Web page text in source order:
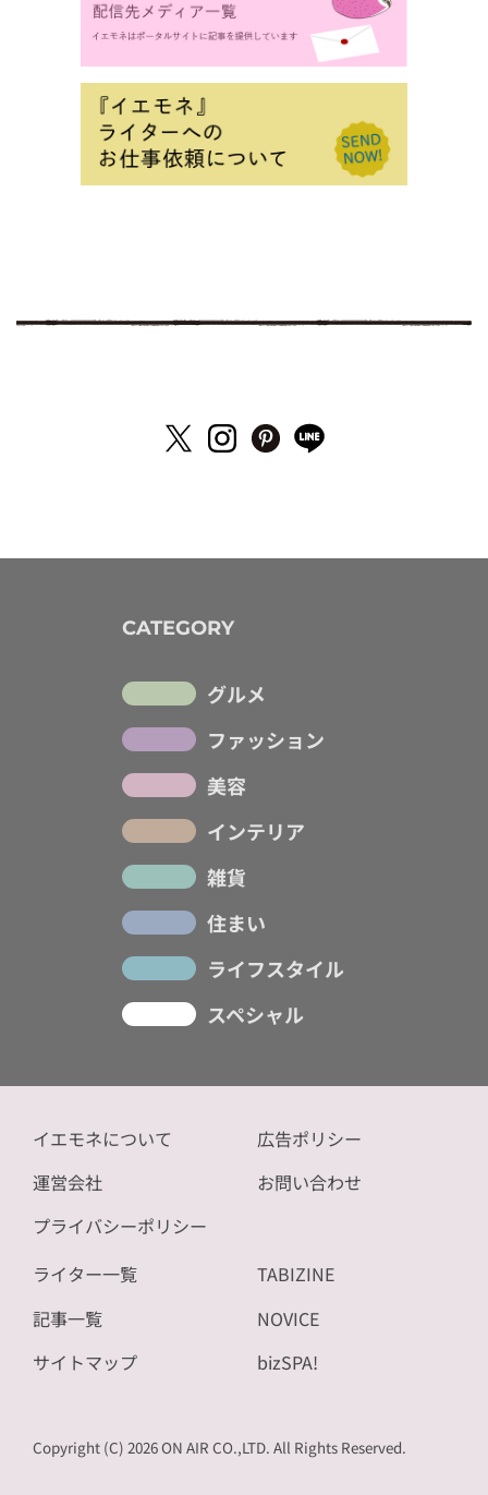
CATEGORY
グルメ
ファッション
美容
インテリア
雑貨
住まい
ライフスタイル
スペシャル
イエモネについて
運営会社
プライバシーポリシー
広告ポリシー
お問い合わせ
ライター一覧
記事一覧
サイトマップ
TABIZINE
NOVICE
bizSPA!
Copyright (C) 2026 ON AIR CO.,LTD. All Rights Reserved.